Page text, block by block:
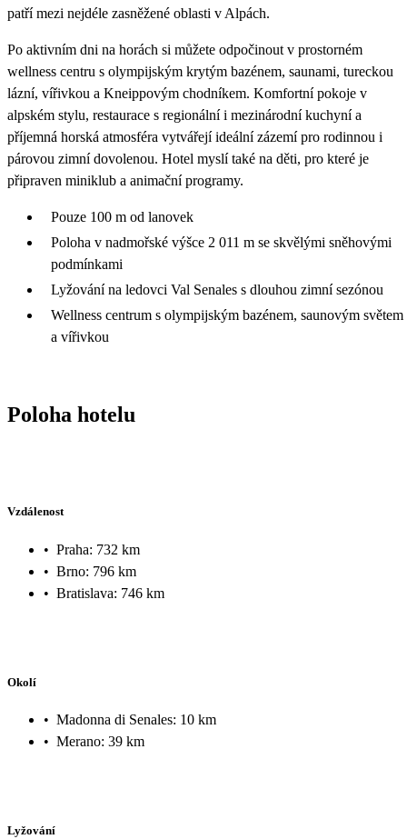
patří mezi nejdéle zasněžené oblasti v Alpách.
Po aktivním dni na horách si můžete odpočinout v prostorném
wellness centru s olympijským krytým bazénem, saunami, tureckou
lázní, vířivkou a Kneippovým chodníkem. Komfortní pokoje v
alpském stylu, restaurace s regionální i mezinárodní kuchyní a
příjemná horská atmosféra vytvářejí ideální zázemí pro rodinnou i
párovou zimní dovolenou. Hotel myslí také na děti, pro které je
připraven miniklub a animační programy.
Pouze 100 m od lanovek
Poloha v nadmořské výšce 2 011 m se skvělými sněhovými
podmínkami
Lyžování na ledovci Val Senales s dlouhou zimní sezónou
Wellness centrum s olympijským bazénem, saunovým světem
a vířivkou
Poloha hotelu
Vzdálenost
• Praha: 732 km
• Brno: 796 km
• Bratislava: 746 km
Okolí
• Madonna di Senales: 10 km
• Merano: 39 km
Lyžování